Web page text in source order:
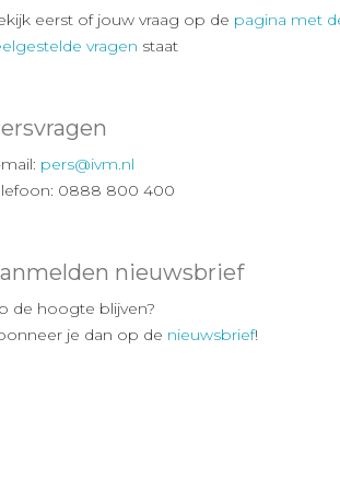
eerst of jouw vraag op de pagina met
vragen staat
pers@ivm.nl
0888 800 400
nieuwsbrief
de hoogte blijven?
je dan op de nieuwsbrief!